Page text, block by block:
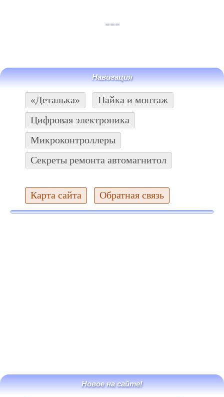
Навигация
«Деталька»
Пайка и монтаж
Цифровая электроника
Микроконтроллеры
Секреты ремонта автомагнитол
Карта сайта Обратная связь
Новое на сайте!